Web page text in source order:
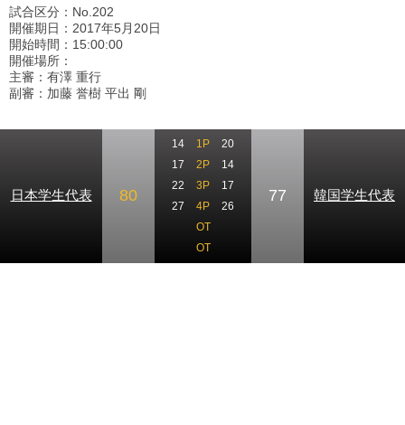
試合区分：No.202
開催期日：2017年5月20日
開始時間：15:00:00
開催場所：
主審：有澤 重行
副審：加藤 誉樹 平出 剛
日本学生代表 80
14 1P
20
17
2P
14
22
3P
17
27
4P
26
OT
OT
77 韓国学生代表